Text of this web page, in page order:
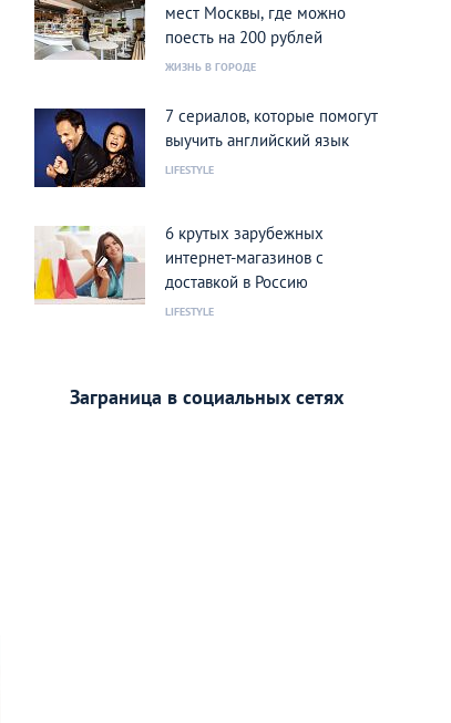
мест Москвы, где можно
поесть на 200 рублей
ЖИЗНЬ В ГОРОДЕ
7 сериалов, которые помогут
выучить английский язык
LIFESTYLE
6 крутых зарубежных
интернет-магазинов с
доставкой в Россию
LIFESTYLE
Заграница в социальных сетях